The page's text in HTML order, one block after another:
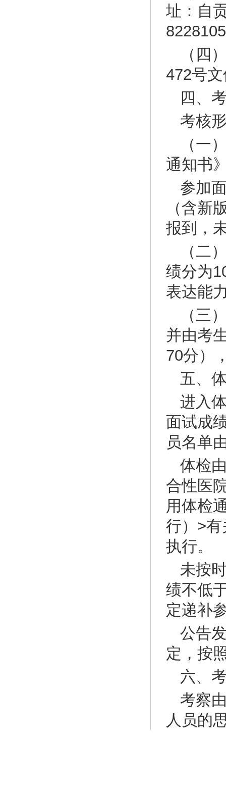
址：自
（四
472号
四、
考核
（一
通知书
参加
（含新
报到，
（二
绩分为
表达能
（三
并由考
70分）
五、
进入
面试成
员名单
体检
合性医
用体检
行）>
执行。
未按
绩不低
定递补
公告
定，按
六、
考察
人员的